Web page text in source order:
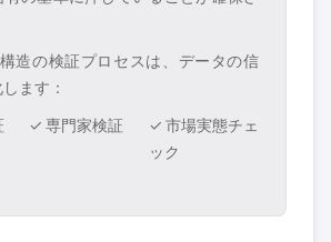
造の検証プロセスは、データの信
ます：
✓ 専門家検証
✓ 市場実態チェ
ック